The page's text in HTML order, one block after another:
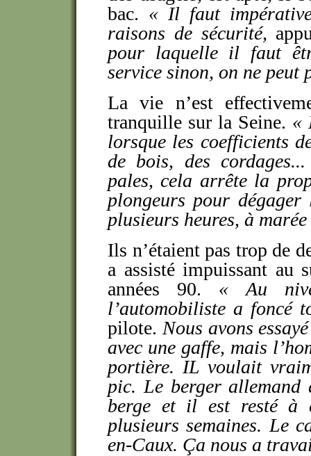
bac. « Il faut
raisons de sécurité,
pour laquelle il faut
service sinon, on ne peut
La vie n’est
tranquille sur la Seine. «
lorsque les coefficients
de bois, des
pales, cela arrête la
plongeurs pour
plusieurs heures, à
Ils n’étaient pas trop de
a assisté impuissant au
années 90. «
Au
l’automobiliste a foncé
pilote. Nous avons
avec une gaffe, mais
portière. IL voulait
pic. Le berger
berge et il est resté à
plusieurs semaines. Le
en-Caux. Ça nous a